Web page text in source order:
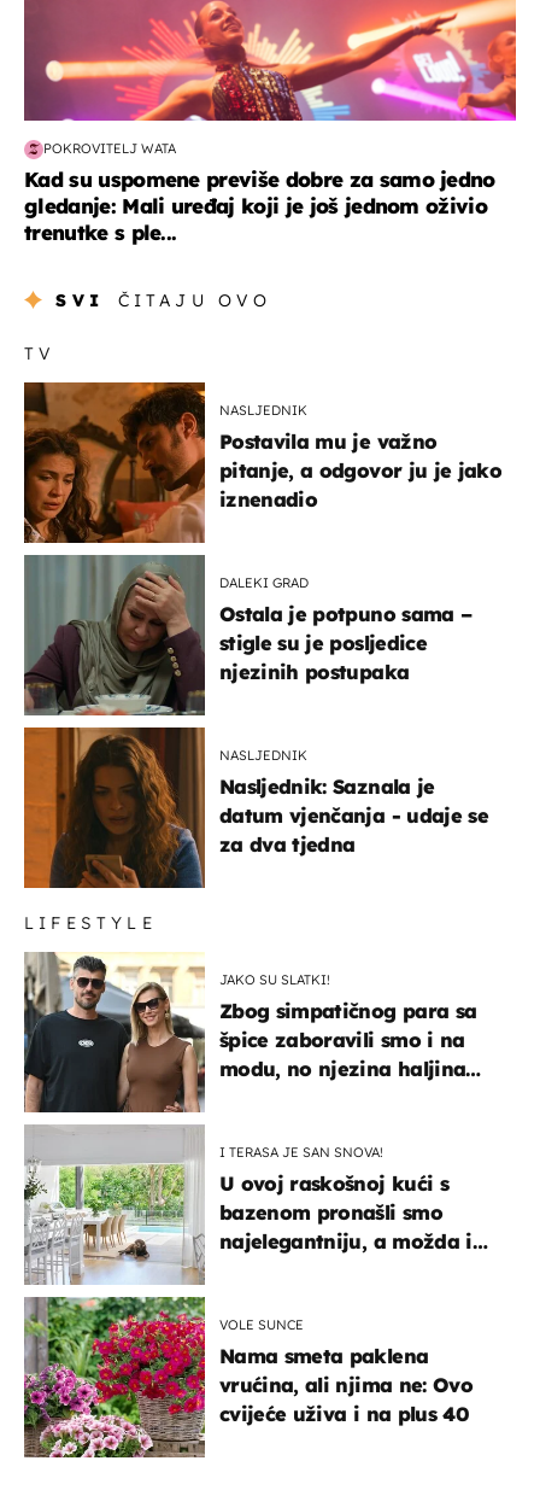
POKROVITELJ WATA
Kad su uspomene previše dobre za samo jedno
gledanje: Mali uređaj koji je još jednom oživio
trenutke s ple...
SVI ČITAJU OVO
TV
NASLJEDNIK
Postavila mu je važno
pitanje, a odgovor ju je jako
iznenadio
DALEKI GRAD
Ostala je potpuno sama –
stigle su je posljedice
njezinih postupaka
NASLJEDNIK
Nasljednik: Saznala je
datum vjenčanja - udaje se
za dva tjedna
LIFESTYLE
JAKO SU SLATKI!
Zbog simpatičnog para sa
špice zaboravili smo i na
modu, no njezina haljina
I TERASA JE SAN SNOVA!
U ovoj raskošnoj kući s
bazenom pronašli smo
najelegantniju, a možda i
VOLE SUNCE
Nama smeta paklena
vrućina, ali njima ne: Ovo
cvijeće uživa i na plus 40